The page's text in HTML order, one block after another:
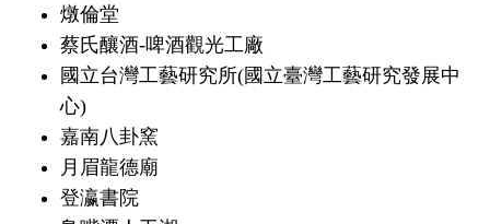
燉倫堂
蔡氏釀酒-啤酒觀光工廠
國立台灣工藝研究所(國立臺灣工藝研究發展中
心)
嘉南八卦窯
月眉龍德廟
登瀛書院